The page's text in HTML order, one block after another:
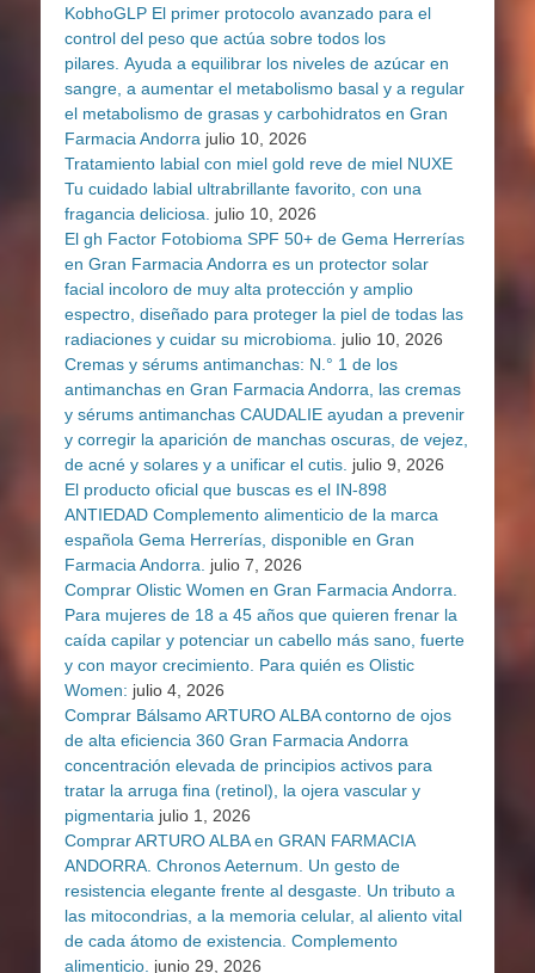
KobhoGLP El primer protocolo avanzado para el
control del peso que actúa sobre todos los
pilares. Ayuda a equilibrar los niveles de azúcar en
sangre, a aumentar el metabolismo basal y a regular
el metabolismo de grasas y carbohidratos en Gran
Farmacia Andorra julio 10, 2026
Tratamiento labial con miel gold reve de miel NUXE
Tu cuidado labial ultrabrillante favorito, con una
fragancia deliciosa.
julio 10, 2026
El gh Factor Fotobioma SPF 50+ de Gema Herrerías
en Gran Farmacia Andorra es un protector solar
facial incoloro de muy alta protección y amplio
espectro, diseñado para proteger la piel de todas las
radiaciones y cuidar su microbioma.
julio 10, 2026
Cremas y sérums antimanchas: N.° 1 de los
antimanchas en Gran Farmacia Andorra, las cremas
y sérums antimanchas CAUDALIE ayudan a prevenir
y corregir la aparición de manchas oscuras, de vejez,
de acné y solares y a unificar el cutis. julio 9, 2026
El producto oficial que buscas es el IN-898
ANTIEDAD Complemento alimenticio de la marca
española Gema Herrerías, disponible en Gran
Farmacia Andorra.
julio 7, 2026
Comprar Olistic Women en Gran Farmacia Andorra.
Para mujeres de 18 a 45 años que quieren frenar la
caída capilar y potenciar un cabello más sano, fuerte
y con mayor crecimiento. Para quién es Olistic
Women: julio 4, 2026
Comprar Bálsamo ARTURO ALBA contorno de ojos
de alta eficiencia 360 Gran Farmacia Andorra
concentración elevada de principios activos para
tratar la arruga fina (retinol), la ojera vascular y
pigmentaria julio 1, 2026
Comprar ARTURO ALBA en GRAN FARMACIA
ANDORRA. Chronos Aeternum. Un gesto de
resistencia elegante frente al desgaste. Un tributo a
las mitocondrias, a la memoria celular, al aliento vital
de cada átomo de existencia. Complemento
alimenticio. junio 29, 2026